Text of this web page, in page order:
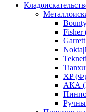
XP
АКА